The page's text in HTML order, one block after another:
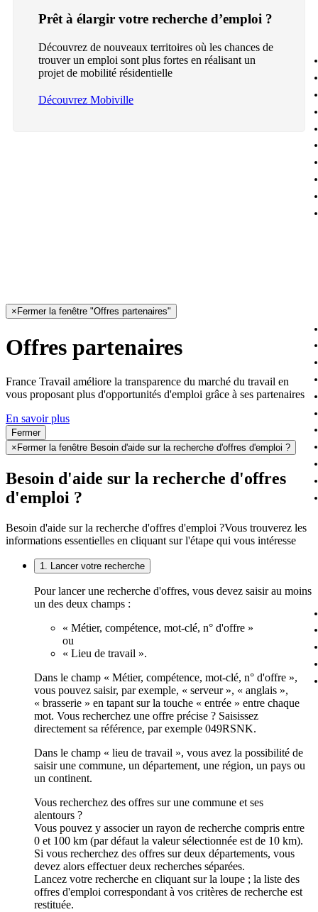
Prêt à élargir votre recherche d’emploi ?
Découvrez de nouveaux territoires où les chances de
trouver un emploi sont plus fortes en réalisant un
projet de mobilité résidentielle
Découvrez Mobiville
× Fermer la fenêtre "Offres partenaires"
Offres partenaires
France Travail améliore la transparence du marché du travail en
vous proposant plus d'opportunités d'emploi grâce à ses partenaires
En savoir plus
Fermer
× Fermer la fenêtre Besoin d'aide sur la recherche d'offres d'emploi ?
Besoin d'aide sur la recherche d'offres
d'emploi ?
Besoin d'aide sur la recherche d'offres d'emploi ?Vous trouverez les
informations essentielles en cliquant sur l'étape qui vous intéresse
1. Lancer votre recherche
Pour lancer une recherche d'offres, vous devez saisir au moins
un des deux champs :
« Métier, compétence, mot-clé, n° d'offre »
ou
« Lieu de travail ».
Dans le champ « Métier, compétence, mot-clé, n° d'offre »,
vous pouvez saisir, par exemple, « serveur », « anglais »,
« brasserie » en tapant sur la touche « entrée » entre chaque
mot. Vous recherchez une offre précise ? Saisissez
directement sa référence, par exemple 049RSNK.
Dans le champ « lieu de travail », vous avez la possibilité de
saisir une commune, un département, une région, un pays ou
un continent.
Vous recherchez des offres sur une commune et ses
alentours ?
Vous pouvez y associer un rayon de recherche compris entre
0 et 100 km (par défaut la valeur sélectionnée est de 10 km).
Si vous recherchez des offres sur deux départements, vous
devez alors effectuer deux recherches séparées.
Lancez votre recherche en cliquant sur la loupe ; la liste des
offres d'emploi correspondant à vos critères de recherche est
restituée.